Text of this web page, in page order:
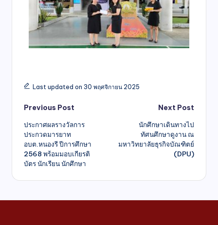
Last updated on 30 พฤศจิกายน 2025
Previous Post
ประกาศผลรางวัลการ
ประกวดมารยาท
อบต.หนองรี ปีการศึกษา
2568 พร้อมมอบเกียรติ
บัตร นักเรียน นักศึกษา
Next Post
นักศึกษาเดินทางไป
ทัศนศึกษาดูงาน ณ
มหาวิทยาลัยธุรกิจบัณฑิตย์
(DPU)